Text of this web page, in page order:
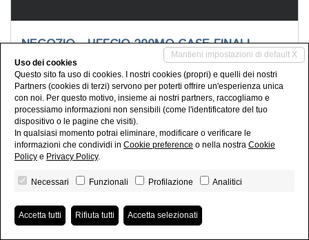
NEGOZIO - UFFCIO 200MQ CASE FINALI
Cesena (CASE FINALI)
CESENA - CASE FINALI. Negozio - Ufficio di superficie
totale di circa 200mq su strada di grande passaggio con
tre vetrate, due uffici di circa 20mq, un salone show-room
e un bagno. In optional possibilità...
2.000 EUR
Mantieni impostazioni di default X
Uso dei cookies
Questo sito fa uso di cookies. I nostri cookies (propri) e quelli dei nostri
Partners (cookies di terzi) servono per poterti offrire un'esperienza unica
con noi. Per questo motivo, insieme ai nostri partners, raccogliamo e
processiamo informazioni non sensibili (come l'identificatore del tuo
dispositivo o le pagine che visiti).
In qualsiasi momento potrai eliminare, modificare o verificare le
informazioni che condividi in Cookie preference o nella nostra Cookie
Policy e Privacy Policy.
Necessari Funzionali Profilazione Analitici
Accetta tutti Rifiuta tutti Accetta selezionati